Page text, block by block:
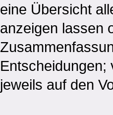
eine Übersicht
anzeigen lassen
Entscheidungen;
jeweils auf den